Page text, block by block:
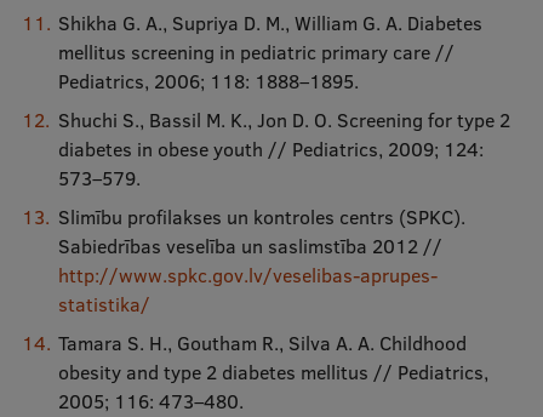
Shikha G. A., Supriya D. M., William G. A. Diabetes
mellitus screening in pediatric primary care //
Pediatrics, 2006; 118: 1888–1895.
Shuchi S., Bassil M. K., Jon D. O. Screening for type 2
diabetes in obese youth // Pediatrics, 2009; 124:
573–579.
Slimību profilakses un kontroles centrs (SPKC).
Sabiedrības veselība un saslimstība 2012 //
http://www.spkc.gov.lv/veselibas-aprupes-
statistika/
Tamara S. H., Goutham R., Silva A. A. Childhood
obesity and type 2 diabetes mellitus // Pediatrics,
2005; 116: 473–480.